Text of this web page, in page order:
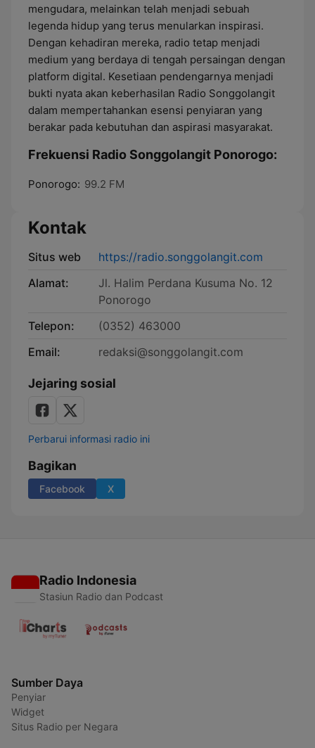
mengudara, melainkan telah menjadi sebuah
legenda hidup yang terus menularkan inspirasi.
Dengan kehadiran mereka, radio tetap menjadi
medium yang berdaya di tengah persaingan dengan
platform digital. Kesetiaan pendengarnya menjadi
bukti nyata akan keberhasilan Radio Songgolangit
dalam mempertahankan esensi penyiaran yang
berakar pada kebutuhan dan aspirasi masyarakat.
Frekuensi Radio Songgolangit Ponorogo:
Ponorogo: 99.2 FM
Kontak
Situs web
https://radio.songgolangit.com
Alamat:
Jl. Halim Perdana Kusuma No. 12
Ponorogo
Telepon:
(0352) 463000
Email:
redaksi@songgolangit.com
Jejaring sosial
Perbarui informasi radio ini
Bagikan
Facebook X
Radio Indonesia
Stasiun Radio dan Podcast
Sumber Daya
Penyiar
Widget
Situs Radio per Negara